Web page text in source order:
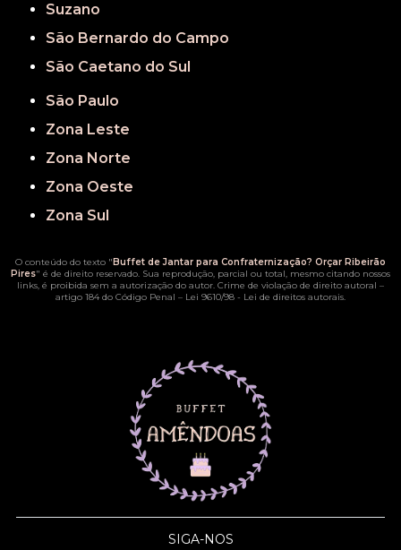
Suzano
São Bernardo do Campo
São Caetano do Sul
São Paulo
Zona Leste
Zona Norte
Zona Oeste
Zona Sul
O conteúdo do texto " Buffet de Jantar para Confraternização? Orçar Ribeirão
Pires" é de direito reservado. Sua reprodução, parcial ou total, mesmo citando nossos
links, é proibida sem a autorização do autor. Crime de violação de direito autoral –
artigo 184 do Código Penal – Lei 9610/98 - Lei de direitos autorais.
SIGA-NOS